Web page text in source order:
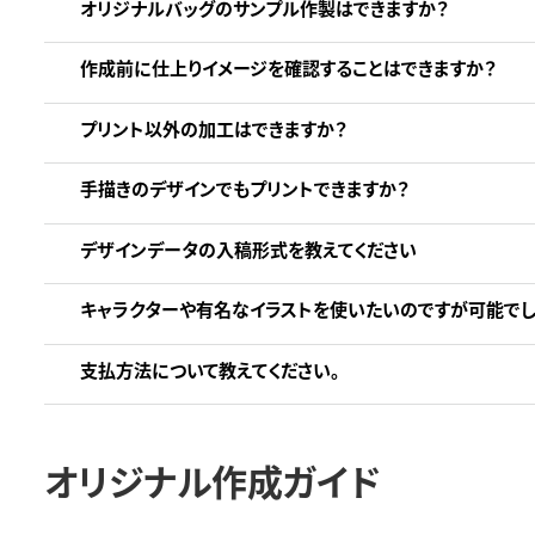
オリジナルバッグのサンプル作製はできますか？
作成前に仕上りイメージを確認することはできますか？
プリント以外の加工はできますか？
手描きのデザインでもプリントできますか？
デザインデータの入稿形式を教えてください
キャラクターや有名なイラストを使いたいのですが可能でし
支払方法について教えてください。
オリジナル作成ガイド